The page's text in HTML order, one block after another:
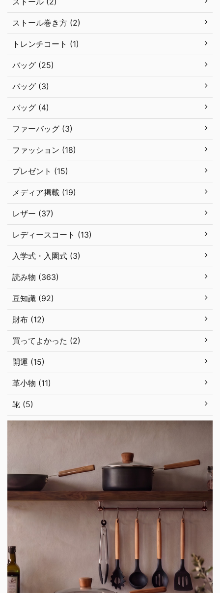
ストール巻き方 (2)
トレンチコート (1)
バッグ (25)
バッグ (3)
バッグ (4)
ファーバッグ (3)
ファッション (18)
プレゼント (15)
メディア掲載 (19)
レザー (37)
レディースコート (13)
入学式・入園式 (3)
読み物 (363)
豆知識 (92)
財布 (12)
買ってよかった (2)
開運 (15)
革小物 (11)
靴 (5)